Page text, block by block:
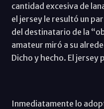
cantidad excesiva de
el jersey le resultó un
del destinatario de la
amateur miró a su
Dicho y hecho. El jersey
Inmediatamente lo